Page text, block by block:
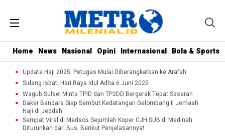
Home News Nasional Opini Internasional Bola & Sports
Update Haji 2025: Petugas Mulai Diberangkatkan ke Arafah
Sidang Isbat: Hari Raya Idul Adha 6 Juni 2025
Wagub Sulsel Minta TPID dan TP2DD Bergerak Tepat Sasaran
Daker Bandara Siap Sambut Kedatangan Gelombang II Jemaah
Haji di Jeddah
Sempat Viral di Medsos Sejumlah Koper CJH SUB di Madinah
Diturunkan dari Bus, Berikut Penjelasannya!